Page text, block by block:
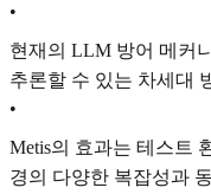
•
현재의 LLM 방어 메커
추론할 수 있는 차세대
•
Metis의 효과는 테스트
경의 다양한 복잡성과